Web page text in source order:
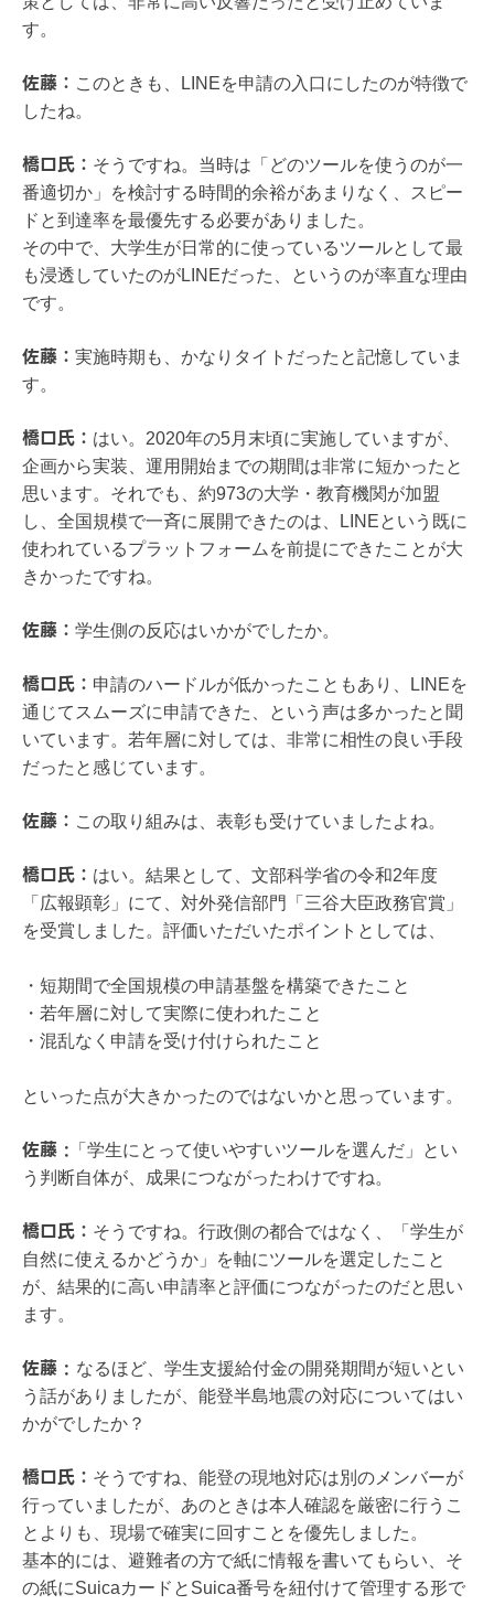
す。
佐藤： このときも、LINEを申請の入口にしたのが特徴で
したね。
橋口氏： そうですね。当時は「どのツールを使うのが一
番適切か」を検討する時間的余裕があまりなく、スピー
ドと到達率を最優先する必要がありました。
その中で、大学生が日常的に使っているツールとして最
も浸透していたのがLINEだった、というのが率直な理由
です。
佐藤： 実施時期も、かなりタイトだったと記憶していま
す。
橋口氏： はい。2020年の5月末頃に実施していますが、
企画から実装、運用開始までの期間は非常に短かったと
思います。それでも、約973の大学・教育機関が加盟
し、全国規模で一斉に展開できたのは、LINEという既に
使われているプラットフォームを前提にできたことが大
きかったですね。
佐藤： 学生側の反応はいかがでしたか。
橋口氏： 申請のハードルが低かったこともあり、LINEを
通じてスムーズに申請できた、という声は多かったと聞
いています。若年層に対しては、非常に相性の良い手段
だったと感じています。
佐藤： この取り組みは、表彰も受けていましたよね。
橋口氏： はい。結果として、文部科学省の令和2年度
「広報顕彰」にて、対外発信部門「三谷大臣政務官賞」
を受賞しました。評価いただいたポイントとしては、
・短期間で全国規模の申請基盤を構築できたこと
・若年層に対して実際に使われたこと
・混乱なく申請を受け付けられたこと
といった点が大きかったのではないかと思っています。
佐藤 : 「学生にとって使いやすいツールを選んだ」とい
う判断自体が、成果につながったわけですね。
橋口氏： そうですね。行政側の都合ではなく、「学生が
自然に使えるかどうか」を軸にツールを選定したこと
が、結果的に高い申請率と評価につながったのだと思い
ます。
佐藤 : なるほど、学生支援給付金の開発期間が短いとい
う話がありましたが、能登半島地震の対応についてはい
かがでしたか？
橋口氏： そうですね、能登の現地対応は別のメンバーが
行っていましたが、あのときは本人確認を厳密に行うこ
とよりも、現場で確実に回すことを優先しました。
基本的には、避難者の方で紙に情報を書いてもらい、そ
の紙にSuicaカードとSuica番号を紐付けて管理する形で